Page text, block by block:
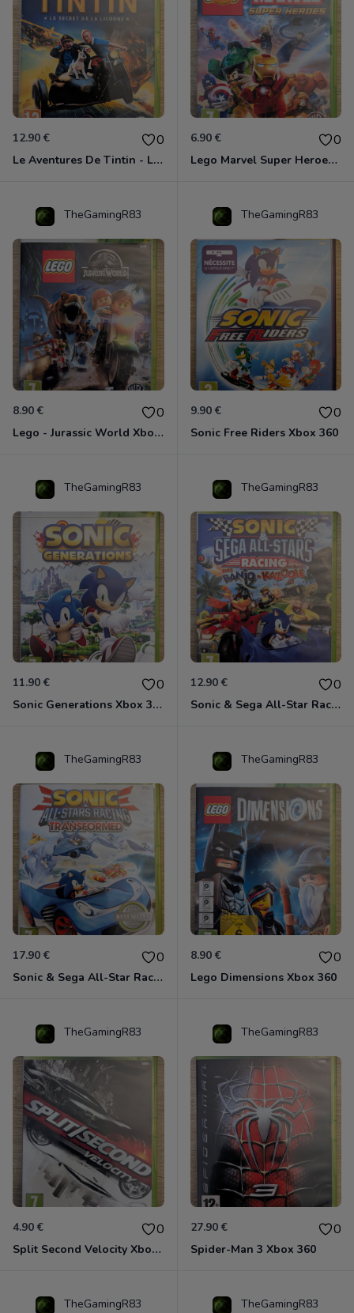
12.90 € 0
Le Aventures De Tintin - Le Secret De La Licorne Xbox 360
6.90 € 0
Lego Marvel Super Heroes Xbox 360
TheGamingR83
8.90 € 0
Lego - Jurassic World Xbox 360
TheGamingR83
9.90 € 0
Sonic Free Riders Xbox 360
TheGamingR83
11.90 € 0
Sonic Generations Xbox 360
TheGamingR83
12.90 € 0
Sonic & Sega All-Star Racing avec Banjo-Kazooie Xbox 360
TheGamingR83
17.90 € 0
Sonic & Sega All-Star Racing - Transformed Xbox 360
TheGamingR83
8.90 € 0
Lego Dimensions Xbox 360
TheGamingR83
4.90 € 0
Split Second Velocity Xbox 360
TheGamingR83
27.90 € 0
Spider-Man 3 Xbox 360
TheGamingR83 TheGamingR83